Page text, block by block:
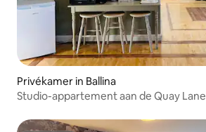
Privékamer in Ballina
Studio-appartement aan de Quay Lane